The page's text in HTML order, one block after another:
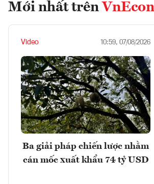
Mới nhất trên
Video 10:59, 07/08/2026
Ba giải pháp chiến lược nhằm
cán mốc xuất khẩu 74 tỷ USD